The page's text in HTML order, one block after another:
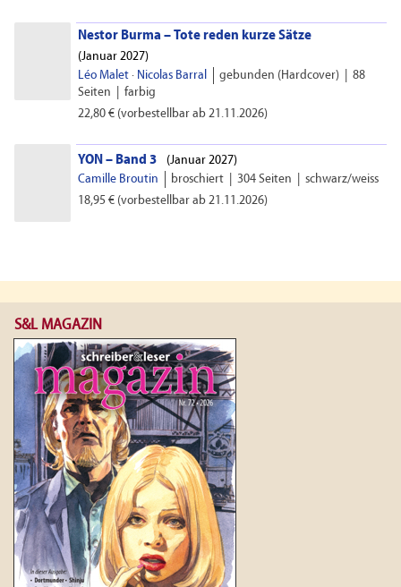
Nestor Burma – Tote reden kurze Sätze
(Januar 2027)
Léo Malet · Nicolas Barral gebunden (Hardcover)
88
Seiten
farbig
22,80 € (vorbestellbar ab 21.11.2026)
YON – Band 3 (Januar 2027)
Camille Broutin
broschiert 304 Seiten
schwarz/weiss
18,95 € (vorbestellbar ab 21.11.2026)
S&L MAGAZIN